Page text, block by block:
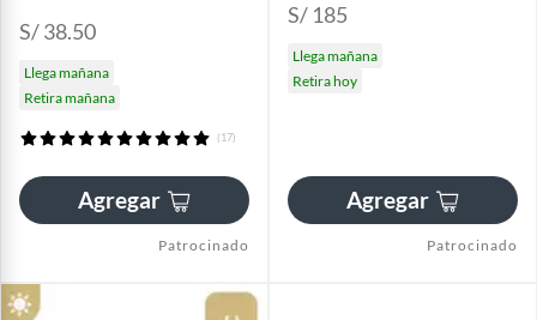
S/ 38.50
Llega mañana
Retira mañana
(17)
Agregar
Patrocinado
S/ 185
Llega mañana
Retira hoy
Agregar
Patrocinado